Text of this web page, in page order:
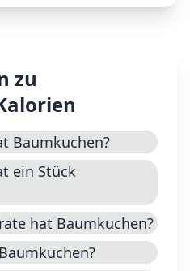
zu
Baumkuchen?
ein Stück
hat Baumkuchen?